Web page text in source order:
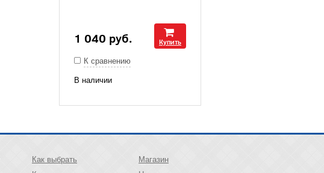
1 040 руб. Купить
К сравнению
В наличии
Как выбрать
Магазин